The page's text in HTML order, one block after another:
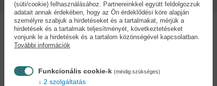
Kedvenc kategóriák
(süti/cookie) felhasználásához. Partnereinkkel együtt feldolgozzuk
adatait annak érdekében, hogy az Ön érdeklődési köre alapján
személyre szabjuk a hirdetéseket és a tartalmakat, mérjük a
hirdetések és a tartalmak teljesítményét, következtetéseket
vonjunk le a hirdetések és a tartalom közönségével kapcsolatban.
További információk
Funkcionális cookie-k (mindig szükséges)
2 szolgáltatás